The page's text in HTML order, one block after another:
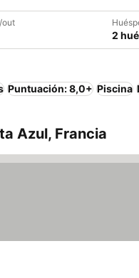
out
2
Puntuación: 8,0+ Piscina
Azul, Francia